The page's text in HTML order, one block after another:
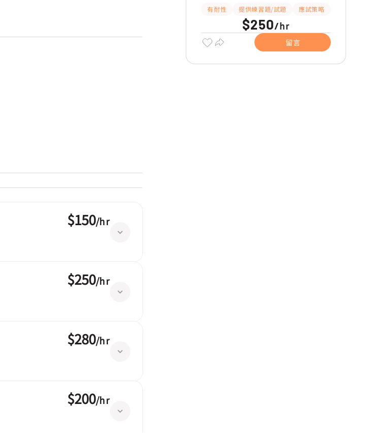
$150/hr
$250/hr
$280/hr
$200/hr
有耐性
提供練習題/試題 應試策略
$250/hr
留言